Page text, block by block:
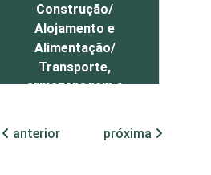
Construção/
Alojamento e
Alimentação/
Transporte,
armazenagem e
aluguéis e serviços
anterior próxima